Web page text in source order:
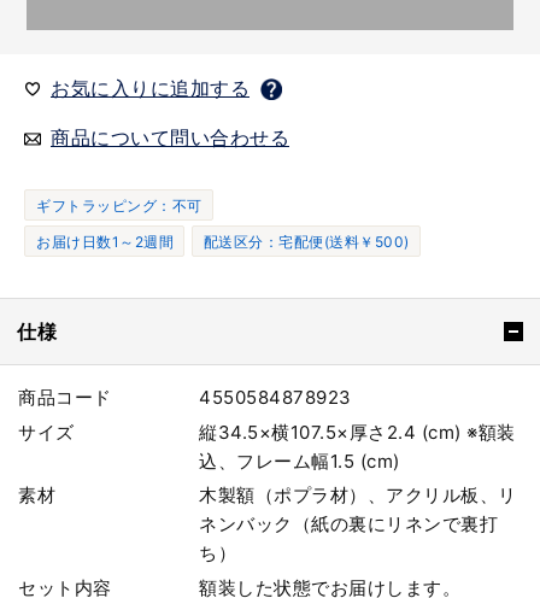
お気に入りに追加する
商品について問い合わせる
ギフトラッピング：不可
お届け日数1～2週間
配送区分：宅配便(送料￥500)
仕様
商品コード
4550584878923
サイズ
縦34.5×横107.5×厚さ2.4 (cm) ※額装
込、フレーム幅1.5 (cm)
素材
木製額（ポプラ材）、アクリル板、リ
ネンバック（紙の裏にリネンで裏打
ち）
セット内容
額装した状態でお届けします。